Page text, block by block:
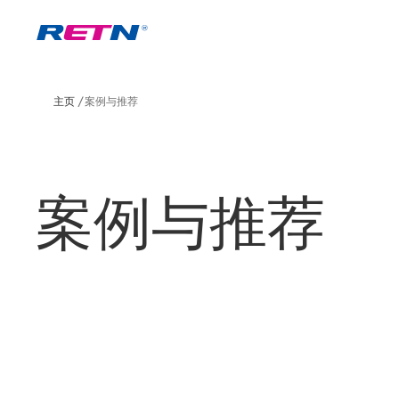
主页 案例与推荐
案例与推荐